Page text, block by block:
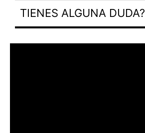
TIENES ALGUNA DUDA?